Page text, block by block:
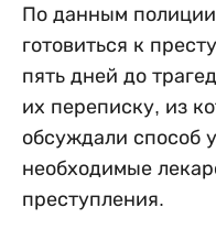
По данным
готовиться к
пять дней до
их переписку, из
обсуждали способ
необходимые
преступления.